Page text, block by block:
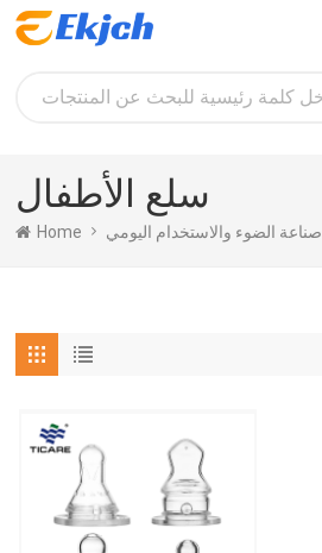
سلع الأطفال
Home صناعة الضوء والاستخدام اليومي